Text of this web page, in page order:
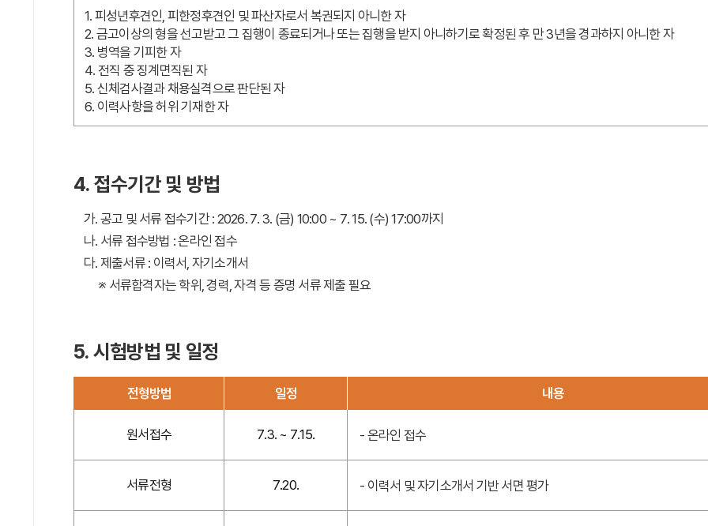
1. 피성년후견인, 피한정후견인 및 파산자로서 복권되지 아니한 자
2. 금고이상의 형을 선고받고 그 집행이 종료되거나 또는 집행을 받지 아니하기로 확정된 후 만 3년을 경과하지 아니한 자
3. 병역을 기피한 자
4. 전직 중 징계면직된 자
5. 신체검사결과 채용실격으로 판단된 자
6. 이력사항을 허위 기재한 자
4. 접수기간 및 방법
가. 공고 및 서류 접수기간 : 2026. 7. 3. (금) 10:00 ~ 7. 15. (수) 17:00까지
나. 서류 접수방법 : 온라인 접수
다. 제출서류 : 이력서, 자기소개서
※ 서류합격자는 학위, 경력, 자격 등 증명 서류 제출 필요
5. 시험방법 및 일정
전형방법 일정 내용
원서접수 7.3. ~ 7.15. - 온라인 접수
서류전형 7.20. - 이력서 및 자기소개서 기반 서면 평가